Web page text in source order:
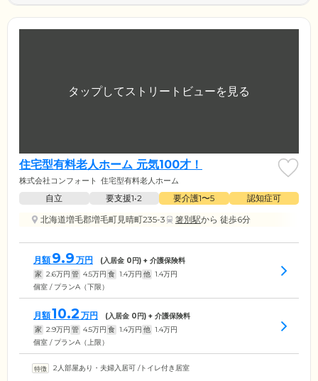
住宅型有料老人ホーム 元気100才！
株式会社コンフォート 住宅型有料老人ホーム
自立 要支援1•2 要介護1〜5
認知症可
北海道増毛郡増毛町見晴町235-3
箸別駅から 徒歩6分
月額 9.9 万円 (入居金 0円) + 介護保険料
家 2.6万円 管 4.5万円 食 1.4万円 他 1.4万円
個室 / プランA（下限）
月額10.2 万円 (入居金 0円) + 介護保険料
家 2.9万円 管 4.5万円 食 1.4万円 他 1.4万円
個室 / プランA（上限）
2人部屋あり・夫婦入居可 /トイレ付き居室